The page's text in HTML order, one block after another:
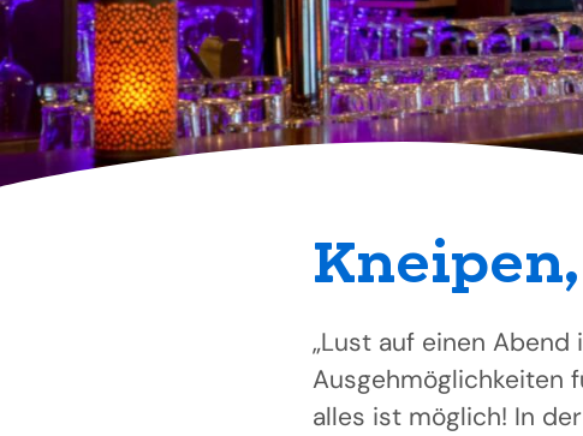
„Lust auf einen Abend
Ausgehmöglichkeiten
alles ist möglich! In